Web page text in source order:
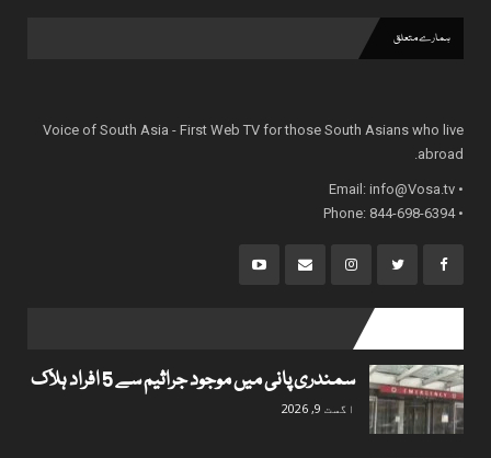
ہمارے متعلق
Voice of South Asia - First Web TV for those South Asians who live
abroad.
• Email:
info@Vosa.tv
• Phone: 844-698-6394
سمندری پانی میں موجود جراثیم سے 5 افراد ہلاک
اگست 9, 2026